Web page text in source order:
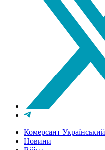
Комерсант Український
Новини